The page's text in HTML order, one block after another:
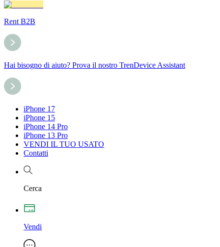
Rent B2B
Hai bisogno di aiuto? Prova il nostro TrenDevice Assistant
iPhone 17
iPhone 15
iPhone 14 Pro
iPhone 13 Pro
VENDI IL TUO USATO
Contatti
Cerca
Vendi